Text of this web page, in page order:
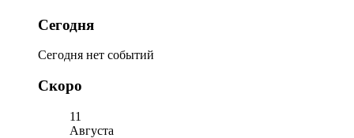
Сегодня
Сегодня нет событий
Скоро
11
Августа